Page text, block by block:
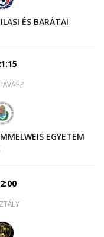
ÉS BARÁTAI
EGYETEM